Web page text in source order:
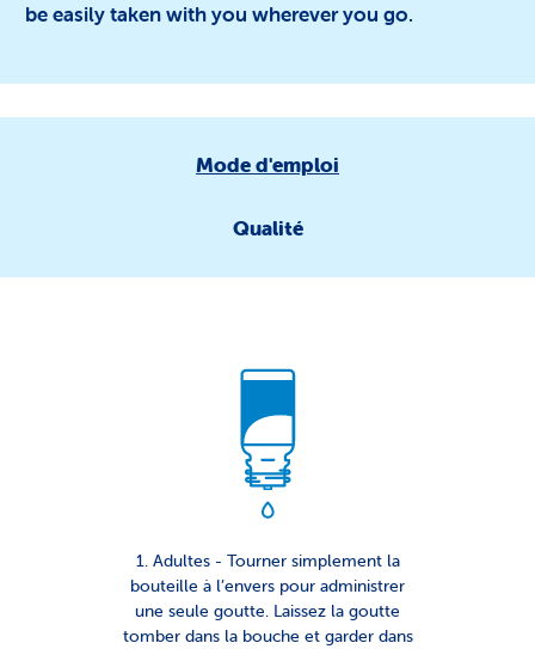
be easily taken with you wherever you go.
Mode d'emploi
Qualité
1. Adultes - Tourner simplement la
bouteille à l’envers pour administrer
une seule goutte. Laissez la goutte
tomber dans la bouche et garder dans